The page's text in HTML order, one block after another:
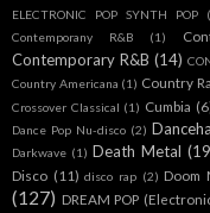
ELECTRONIC POP SYNTH POP
Contemporany R&B (1)
Contemporary R&B (14)
Country Americana (1) Country
Crossover Classical (1) Cumbia
Dance Pop Nu-disco (2)
Darkwave (1) Death Metal
Disco (11) disco rap (2) Doom
(127) DREAM POP